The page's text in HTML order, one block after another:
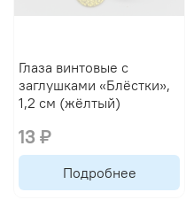
Глаза винтовые с
заглушками «Блёстки»,
1,2 см (жёлтый)
13 ₽
Подробнее